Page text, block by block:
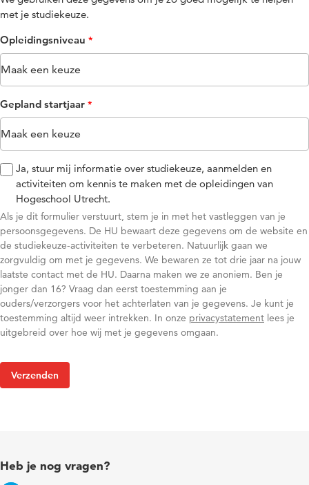
met je studiekeuze.
Opleidingsniveau​​
Gepland startjaar
Ja, stuur mij informatie over studiekeuze, aanmelden en
activiteiten om kennis te maken met de opleidingen van
Hogeschool Utrecht.
Als je dit formulier verstuurt, stem je in met het vastleggen van je
persoonsgegevens. De HU bewaart deze gegevens om de website en
de studiekeuze-activiteiten te verbeteren. Natuurlijk gaan we
zorgvuldig om met je gegevens. We bewaren ze tot drie jaar na jouw
laatste contact met de HU. Daarna maken we ze anoniem. Ben je
jonger dan 16? Vraag dan eerst toestemming aan je
ouders/verzorgers voor het achterlaten van je gegevens. Je kunt je
toestemming altijd weer intrekken. In onze privacystatement lees je
uitgebreid over hoe wij met je gegevens omgaan.
Heb je nog vragen?